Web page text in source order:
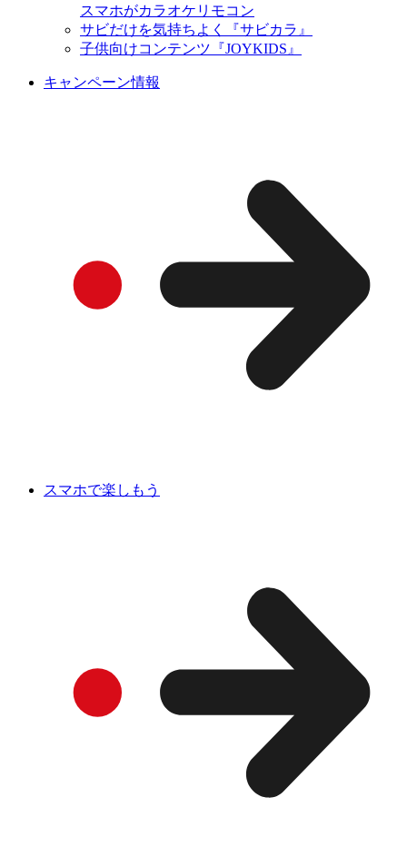
スマホがカラオケリモコン
サビだけを気持ちよく『サビカラ』
子供向けコンテンツ『JOYKIDS』
キャンペーン情報
スマホで楽しもう